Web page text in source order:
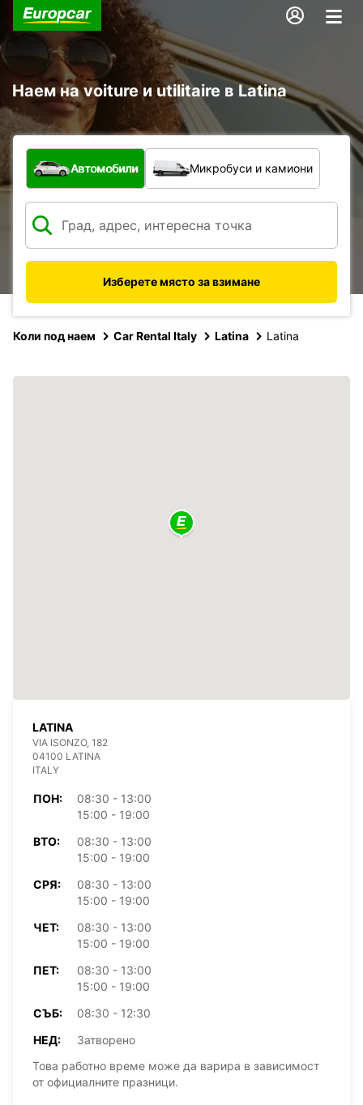
Наем на voiture и utilitaire в Latina
С какво превозно средство?
Автомобили Микробуси и камиони
Изберете място за взимане
Коли под наем Car Rental Italy Latina Latina
LATINA
VIA ISONZO, 182
04100 LATINA
ITALY
ПОН:
08:30 - 13:00
15:00 - 19:00
ВТО:
08:30 - 13:00
15:00 - 19:00
СРЯ:
08:30 - 13:00
15:00 - 19:00
ЧЕТ:
08:30 - 13:00
15:00 - 19:00
ПЕТ:
08:30 - 13:00
15:00 - 19:00
СЪБ:
08:30 - 12:30
НЕД:
Затворено
Това работно време може да варира в зависимост
от официалните празници.